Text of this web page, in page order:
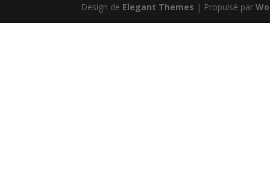
Design de Elegant Themes | Propulsé par